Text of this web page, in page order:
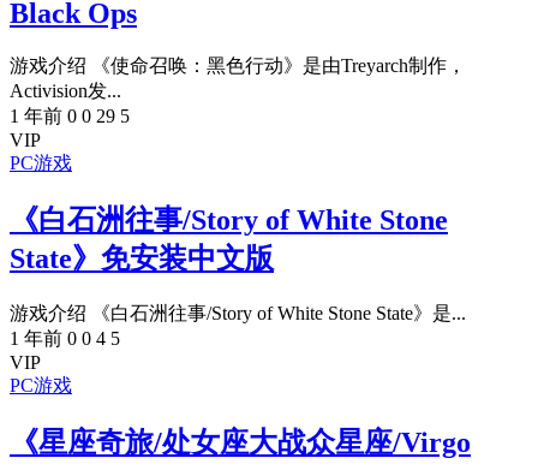
Black Ops
游戏介绍 《使命召唤：黑色行动》是由Treyarch制作，
Activision发...
1 年前 0 0 29 5
VIP
PC游戏
《白石洲往事/Story of White Stone
State》免安装中文版
游戏介绍 《白石洲往事/Story of White Stone State》是...
1 年前 0 0 4 5
VIP
PC游戏
《星座奇旅/处女座大战众星座/Virgo